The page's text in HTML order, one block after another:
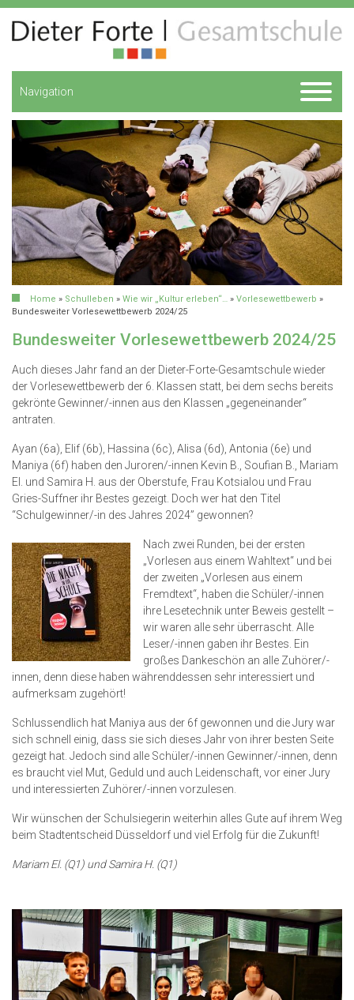
Navigation
Home » Schulleben » Wie wir „Kultur erleben“… » Vorlesewettbewerb »
Bundesweiter Vorlesewettbewerb 2024/25
Bundesweiter Vorlesewettbewerb 2024/25
Auch dieses Jahr fand an der Dieter-Forte-Gesamtschule wieder
der Vorlesewettbewerb der 6. Klassen statt, bei dem sechs bereits
gekrönte Gewinner/-innen aus den Klassen „gegeneinander“
antraten.
Ayan (6a), Elif (6b), Hassina (6c), Alisa (6d), Antonia (6e) und
Maniya (6f) haben den Juroren/-innen Kevin B., Soufian B., Mariam
El. und Samira H. aus der Oberstufe, Frau Kotsialou und Frau
Gries-Suffner ihr Bestes gezeigt. Doch wer hat den Titel
“Schulgewinner/-in des Jahres 2024” gewonnen?
Nach zwei Runden, bei der ersten
„Vorlesen aus einem Wahltext“ und bei
der zweiten „Vorlesen aus einem
Fremdtext“, haben die Schüler/-innen
ihre Lesetechnik unter Beweis gestellt –
wir waren alle sehr überrascht. Alle
Leser/-innen gaben ihr Bestes. Ein
großes Dankeschön an alle Zuhörer/-
innen, denn diese haben währenddessen sehr interessiert und
aufmerksam zugehört!
Schlussendlich hat Maniya aus der 6f gewonnen und die Jury war
sich schnell einig, dass sie sich dieses Jahr von ihrer besten Seite
gezeigt hat. Jedoch sind alle Schüler/-innen Gewinner/-innen, denn
es braucht viel Mut, Geduld und auch Leidenschaft, vor einer Jury
und interessierten Zuhörer/-innen vorzulesen.
Wir wünschen der Schulsiegerin weiterhin alles Gute auf ihrem Weg
beim Stadtentscheid Düsseldorf und viel Erfolg für die Zukunft!
Mariam El. (Q1) und Samira H. (Q1)